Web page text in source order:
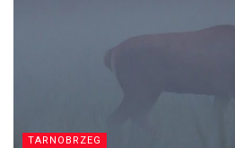
TARNOBRZEG